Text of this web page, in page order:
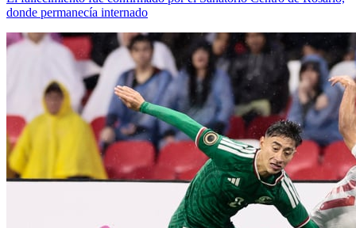
donde permanecía internado